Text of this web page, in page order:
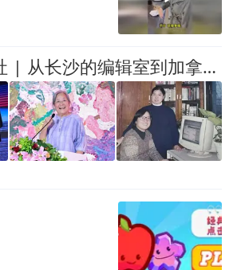
蔡皋与湘少社 | 从长沙的编辑室到加拿大的颁奖礼，万水千山，始终携手前行